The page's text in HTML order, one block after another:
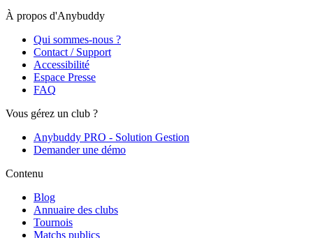
À propos d'Anybuddy
Qui sommes-nous ?
Contact / Support
Accessibilité
Espace Presse
FAQ
Vous gérez un club ?
Anybuddy PRO - Solution Gestion
Demander une démo
Contenu
Blog
Annuaire des clubs
Tournois
Matchs publics